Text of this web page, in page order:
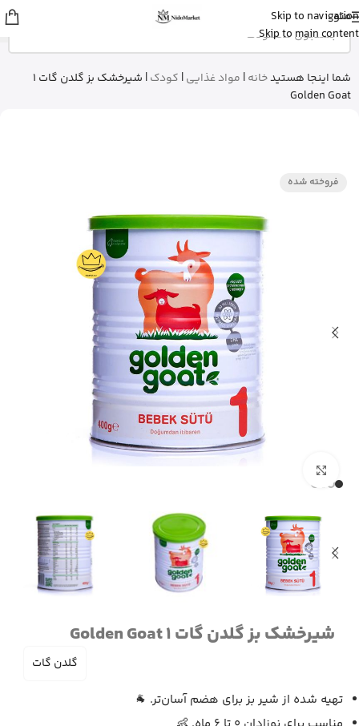
Skip to navigation
Skip to main content
منو
شما اینجا هستیدخانه| مواد غذایی| کودک|
شیرخشک بز گلدن گات 1
Golden Goat
فروخته شده
شیرخشک بز گلدن گات 1 Golden Goat
گلدن گات
تهیه شده از شیر بز برای هضم آسان‌تر. 🐐
زهرااز گرگان
کپسول پریورین بایر آلمان رو خرید کرد